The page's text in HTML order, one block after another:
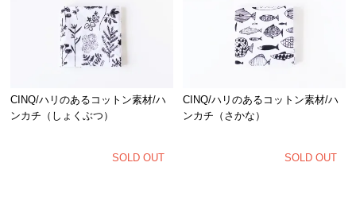
CINQ/ハリのあるコットン素材/ハ
ンカチ（しょくぶつ）
SOLD OUT
CINQ/ハリのあるコットン素材/ハ
ンカチ（さかな）
SOLD OUT